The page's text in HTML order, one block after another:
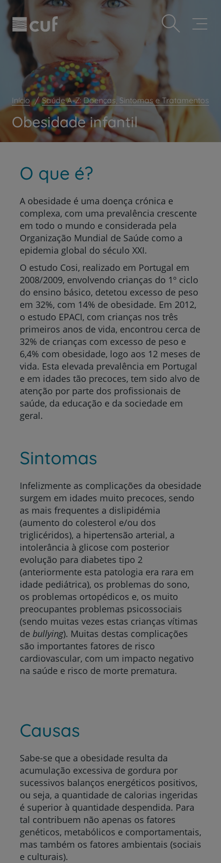
Observação:
este
site
inclui
sistema
acessibilidade.
Passar
para
conteúdo
Prevenção e bem-estar
Grandes Áreas da Saúde
Plano +CUF
My CUF
Clientes e acompanhantes
CUF Academic Center
Para profissionais
Contacte-nos
Início Saúde A-Z: Doenças, Sintomas e Tratamentos
Obesidade infantil
O que é?
A obesidade é uma doença crónica e
complexa, com uma prevalência crescente
em todo o mundo e considerada pela
Organização Mundial de Saúde como a
epidemia global do século XXI.
O estudo Cosi, realizado em Portugal em
2008/2009, envolvendo crianças do 1º ciclo
do ensino básico, detetou excesso de peso
em 32%, com 14% de obesidade. Em 2012,
o estudo EPACI, com crianças nos três
primeiros anos de vida, encontrou cerca de
32% de crianças com excesso de peso e
6,4% com obesidade, logo aos 12 meses de
vida. Esta elevada prevalência em Portugal
e em idades tão precoces, tem sido alvo de
atenção por parte dos profissionais de
saúde, da educação e da sociedade em
geral.
Sintomas
Infelizmente as complicações da obesidade
surgem em idades muito precoces, sendo
as mais frequentes a dislipidémia
(aumento do colesterol e/ou dos
triglicéridos), a hipertensão arterial, a
intolerância à glicose com posterior
evolução para diabetes tipo 2
(anteriormente esta patologia era rara em
idade pediátrica), os problemas do sono,
os problemas ortopédicos e, os muito
preocupantes problemas psicossociais
(sendo muitas vezes estas crianças vítimas
de bullying). Muitas destas complicações
são importantes fatores de risco
cardiovascular, com um impacto negativo
na saúde e risco de morte prematura.
Causas
Sabe-se que a obesidade resulta da
acumulação excessiva de gordura por
sucessivos balanços energéticos positivos,
ou seja, a quantidade de calorias ingeridas
é superior à quantidade despendida. Para
tal contribuem não apenas os fatores
genéticos, metabólicos e comportamentais,
mas também os fatores ambientais (sociais
e culturais).